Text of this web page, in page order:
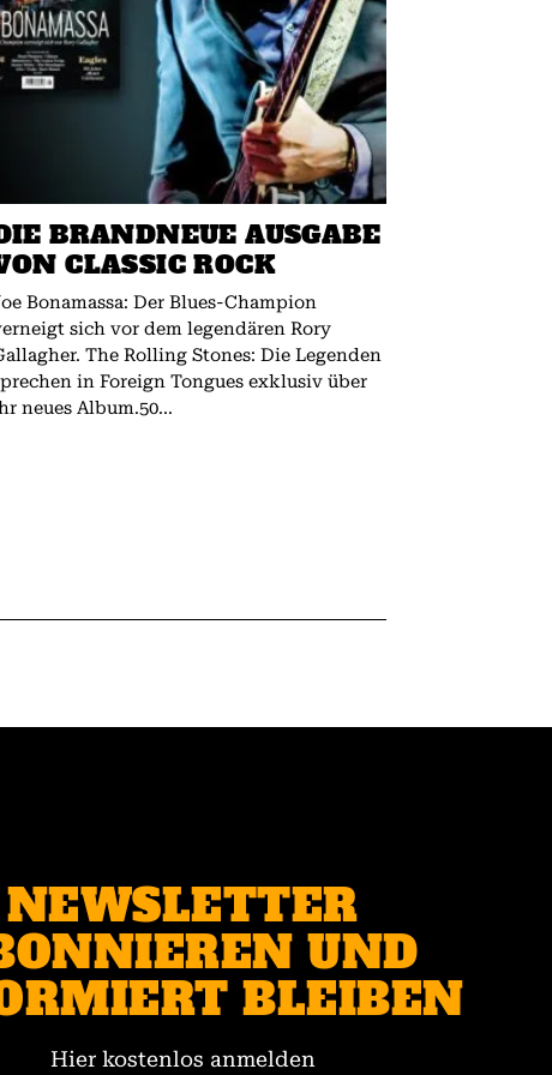
BRANDNEUE AUSGABE
CLASSIC ROCK
Bonamassa: Der Blues-Champion
sich vor dem legendären Rory
The Rolling Stones: Die Legenden
in Foreign Tongues exklusiv über
neues Album.50...
NEWSLETTER
UND
BLEIBEN
Hier kostenlos anmelden